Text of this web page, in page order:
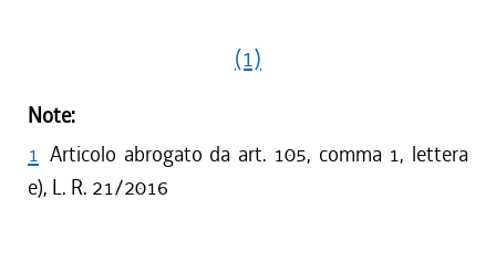
(1)
Note:
1 Articolo abrogato da art. 105, comma 1, lettera
e), L. R. 21/2016